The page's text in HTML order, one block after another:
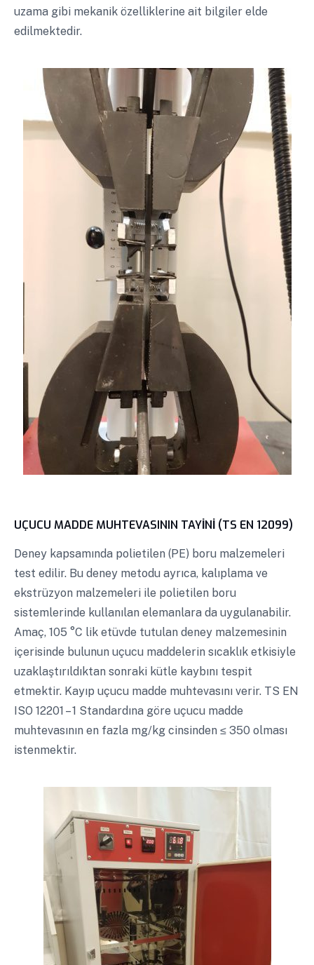
uzama gibi mekanik özelliklerine ait bilgiler elde
edilmektedir.
UÇUCU MADDE MUHTEVASININ TAYİNİ (TS EN 12099)
Deney kapsamında polietilen (PE) boru malzemeleri
test edilir. Bu deney metodu ayrıca, kalıplama ve
ekstrüzyon malzemeleri ile polietilen boru
sistemlerinde kullanılan elemanlara da uygulanabilir.
Amaç, 105 °C lik etüvde tutulan deney malzemesinin
içerisinde bulunun uçucu maddelerin sıcaklık etkisiyle
uzaklaştırıldıktan sonraki kütle kaybını tespit
etmektir. Kayıp uçucu madde muhtevasını verir. TS EN
ISO 12201 – 1 Standardına göre uçucu madde
muhtevasının en fazla mg/kg cinsinden ≤ 350 olması
istenmektir.